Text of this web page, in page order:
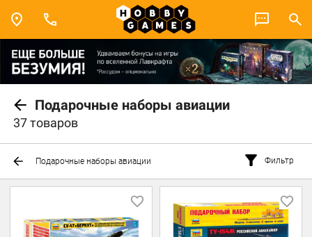
Подарочные наборы авиации
37 товаров
Подарочные наборы авиации Фильтр